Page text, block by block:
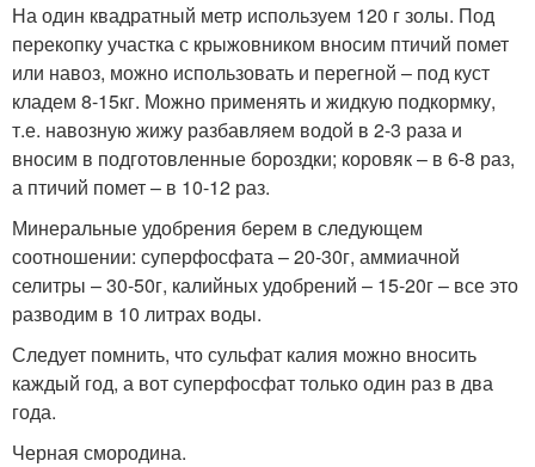
На один квадратный метр используем 120 г золы. Под
перекопку участка с крыжовником вносим птичий помет
или навоз, можно использовать и перегной – под куст
кладем 8-15кг. Можно применять и жидкую подкормку,
т.е. навозную жижу разбавляем водой в 2-3 раза и
вносим в подготовленные бороздки; коровяк – в 6-8 раз,
а птичий помет – в 10-12 раз.
Минеральные удобрения берем в следующем
соотношении: суперфосфата – 20-30г, аммиачной
селитры – 30-50г, калийных удобрений – 15-20г – все это
разводим в 10 литрах воды.
Следует помнить, что сульфат калия можно вносить
каждый год, а вот суперфосфат только один раз в два
года.
Черная смородина.